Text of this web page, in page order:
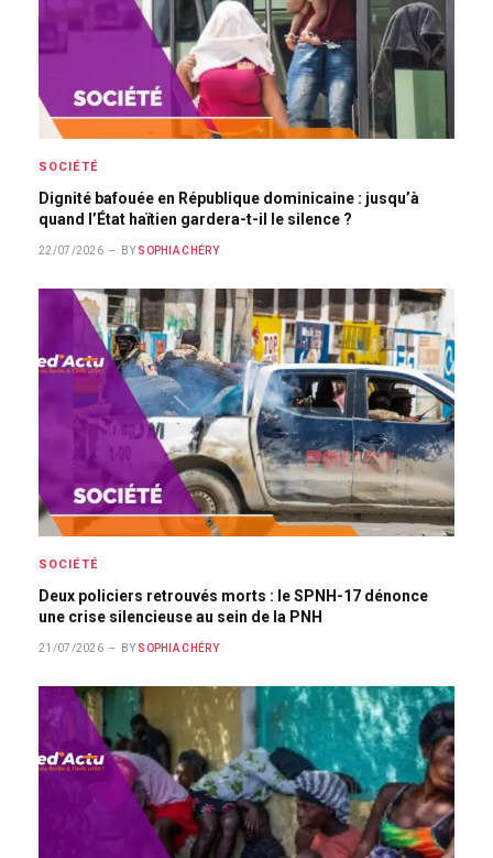
SOCIÉTÉ
Dignité bafouée en République dominicaine : jusqu’à
quand l’État haïtien gardera-t-il le silence ?
22/07/2026 BY SOPHIA CHÉRY
SOCIÉTÉ
Deux policiers retrouvés morts : le SPNH-17 dénonce
une crise silencieuse au sein de la PNH
21/07/2026 BY SOPHIA CHÉRY